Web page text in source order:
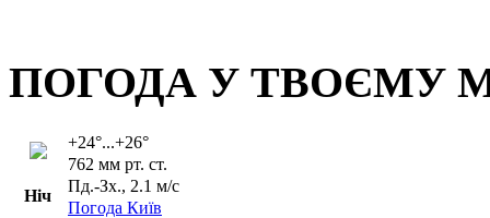
ПОГОДА У ТВОЄМУ
+24°...+26°
762 мм рт. ст.
Пд.-Зх., 2.1 м/с
Погода Київ
Ніч